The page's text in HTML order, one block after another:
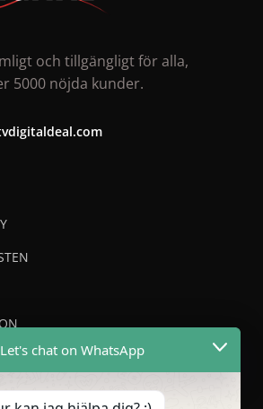
och tillgängligt för alla,
5000 nöjda kunder.
Let's chat on WhatsApp